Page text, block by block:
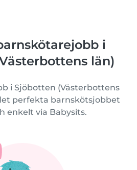
i
län)
i Sjöbotten (Västerbottens
perfekta barnskötsjobbet
enkelt via Babysits.